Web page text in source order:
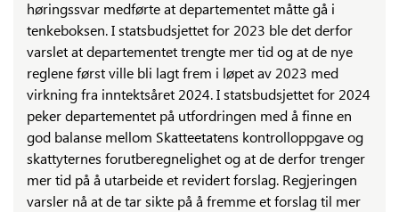
høringssvar medførte at departementet måtte gå i
tenkeboksen. I statsbudsjettet for 2023 ble det derfor
varslet at departementet trengte mer tid og at de nye
reglene først ville bli lagt frem i løpet av 2023 med
virkning fra inntektsåret 2024. I statsbudsjettet for 2024
peker departementet på utfordringen med å finne en
god balanse mellom Skatteetatens kontrolloppgave og
skattyternes forutberegnelighet og at de derfor trenger
mer tid på å utarbeide et revidert forslag. Regjeringen
varsler nå at de tar sikte på å fremme et forslag til mer